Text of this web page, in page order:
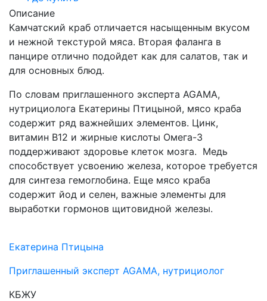
Описание
Камчатский краб отличается насыщенным вкусом
и нежной текстурой мяса. Вторая фаланга в
панцире отлично подойдет как для салатов, так и
для основных блюд.
По словам приглашенного эксперта AGAMA,
нутрициолога Екатерины Птицыной, мясо краба
содержит ряд важнейших элементов. Цинк,
витамин В12 и жирные кислоты Омега-3
поддерживают здоровье клеток мозга. Медь
способствует усвоению железа, которое требуется
для синтеза гемоглобина. Еще мясо краба
содержит йод и селен, важные элементы для
выработки гормонов щитовидной железы.
Екатерина Птицына
Приглашенный эксперт AGAMA, нутрициолог
КБЖУ